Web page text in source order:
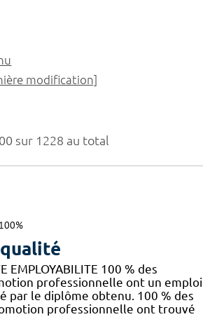
sur 1228 au total
100%
EMPLOYABILITE 100 % des
professionnelle ont un emploi
par le diplôme obtenu. 100 % des
professionnelle ont trouvé
modification]